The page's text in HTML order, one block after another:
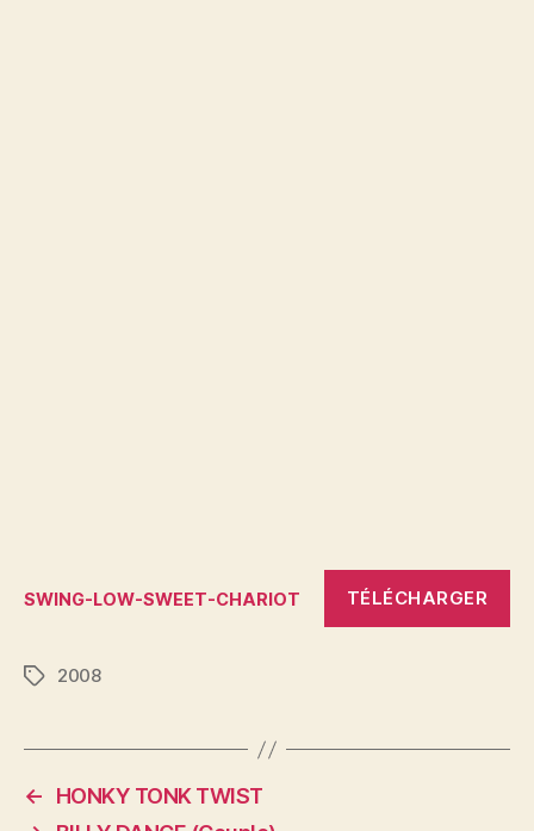
SWING-LOW-SWEET-CHARIOT TÉLÉCHARGER
Étiquettes
2008
←
HONKY TONK TWIST